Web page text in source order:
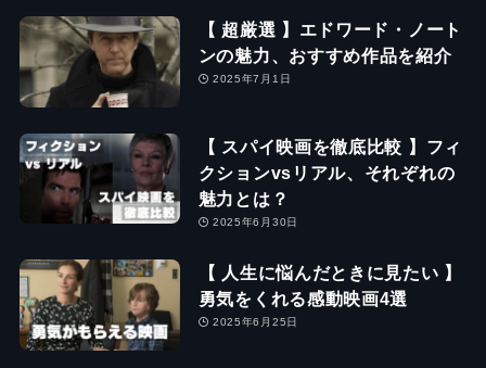
【 超厳選 】エドワード・ノート
ンの魅力、おすすめ作品を紹介
2025年7月1日
【 スパイ映画を徹底比較 】フィ
クションvsリアル、それぞれの
魅力とは？
2025年6月30日
【 人生に悩んだときに見たい 】
勇気をくれる感動映画4選
2025年6月25日